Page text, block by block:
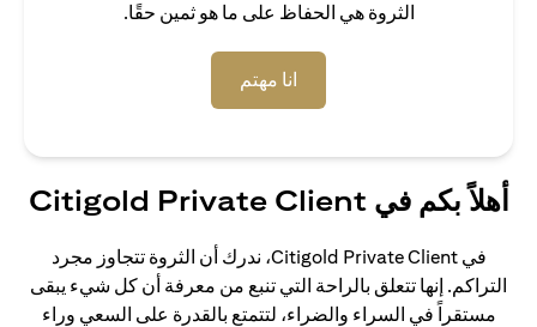
الثروة هي الحفاظ على ما هو ثمين حقًا.
انا مهتم
أهلاً بكم في Citigold Private Client
في Citigold Private Client، ندرك أن الثروة تتجاوز مجرد
التراكم. إنها تتعلق بالراحة التي تنبع من معرفة أن كل شيء يبقى
مستقراً في السراء والضراء، لتتمتع بالقدرة على السعي وراء